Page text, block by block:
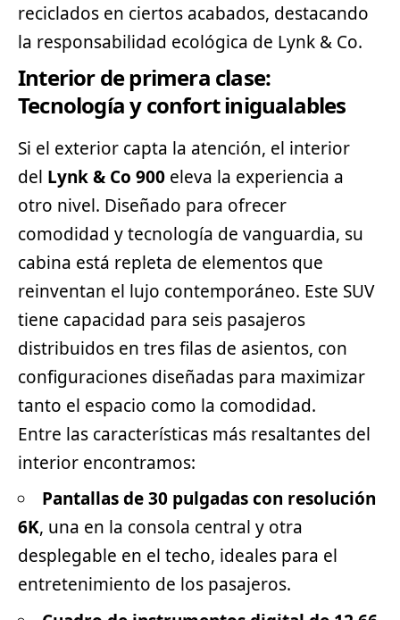
reciclados en ciertos acabados, destacando
la responsabilidad ecológica de Lynk & Co.
Interior de primera clase:
Tecnología y confort inigualables
Si el exterior capta la atención, el interior
del Lynk & Co 900 eleva la experiencia a
otro nivel. Diseñado para ofrecer
comodidad y tecnología de vanguardia, su
cabina está repleta de elementos que
reinventan el lujo contemporáneo. Este SUV
tiene capacidad para seis pasajeros
distribuidos en tres filas de asientos, con
configuraciones diseñadas para maximizar
tanto el espacio como la comodidad.
Entre las características más resaltantes del
interior encontramos:
Pantallas de 30 pulgadas con resolución
6K, una en la consola central y otra
desplegable en el techo, ideales para el
entretenimiento de los pasajeros.